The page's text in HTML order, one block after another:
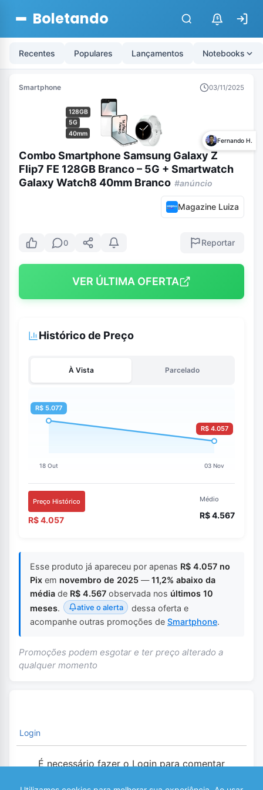
Boletando $
Recentes Populares Lançamentos Notebooks
Smartphone 03/11/2025
128GB
5G
40mm
Fernando H.
Combo Smartphone Samsung Galaxy Z
Flip7 FE 128GB Branco – 5G + Smartwatch
Galaxy Watch8 40mm Branco #anúncio
Magazine Luiza
0 Reportar
VER ÚLTIMA OFERTA
Histórico de Preço
À Vista Parcelado
Preço Histórico
R$ 4.057
Médio
R$ 4.567
Esse produto já apareceu por apenas R$ 4.057 no
Pix em novembro de 2025 —11,2% abaixo da
média de R$ 4.567 observada nos últimos 10
meses. ative o alerta
dessa oferta e
acompanhe outras promoções de Smartphone.
Promoções podem esgotar e ter preço alterado a
qualquer momento
Login
É necessário fazer o Login para comentar